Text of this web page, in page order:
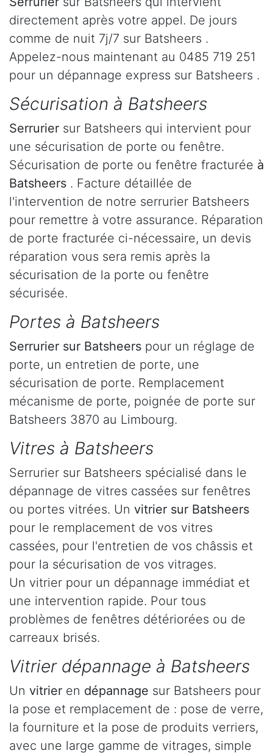
directement après votre appel. De jours
comme de nuit 7j/7 sur Batsheers .
Appelez-nous maintenant au 0485 719 251
pour un dépannage express sur Batsheers .
Sécurisation à Batsheers
Serrurier sur Batsheers qui intervient pour
une sécurisation de porte ou fenêtre.
Sécurisation de porte ou fenêtre fracturée à
Batsheers . Facture détaillée de
l'intervention de notre serrurier Batsheers
pour remettre à votre assurance. Réparation
de porte fracturée ci-nécessaire, un devis
réparation vous sera remis après la
sécurisation de la porte ou fenêtre
sécurisée.
Portes à Batsheers
Serrurier sur Batsheers pour un réglage de
porte, un entretien de porte, une
sécurisation de porte. Remplacement
mécanisme de porte, poignée de porte sur
Batsheers 3870 au Limbourg.
Vitres à Batsheers
Serrurier sur Batsheers spécialisé dans le
dépannage de vitres cassées sur fenêtres
ou portes vitrées. Un vitrier sur Batsheers
pour le remplacement de vos vitres
cassées, pour l'entretien de vos châssis et
pour la sécurisation de vos vitrages.
Un vitrier pour un dépannage immédiat et
une intervention rapide. Pour tous
problèmes de fenêtres détériorées ou de
carreaux brisés.
Vitrier dépannage à Batsheers
Un vitrier en dépannage sur Batsheers pour
la pose et remplacement de : pose de verre,
la fourniture et la pose de produits verriers,
avec une large gamme de vitrages, simple